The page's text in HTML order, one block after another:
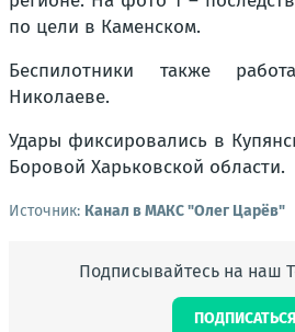
по цели в Каменском.
Беспилотники также
Николаеве.
Удары фиксировались в
Боровой Харьковской области.
Источник: Канал в МАКС "Олег Царёв"
Подписывайтесь на наш
ПОДПИСАТЬСЯ